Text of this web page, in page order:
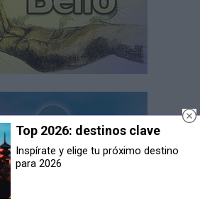
Top 2026: destinos clave
Inspírate y elige tu próximo destino
para 2026